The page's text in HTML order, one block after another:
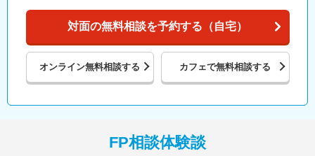
対面の無料相談を予約する（自宅）
オンライン無料相談する カフェで無料相談する
FP相談体験談